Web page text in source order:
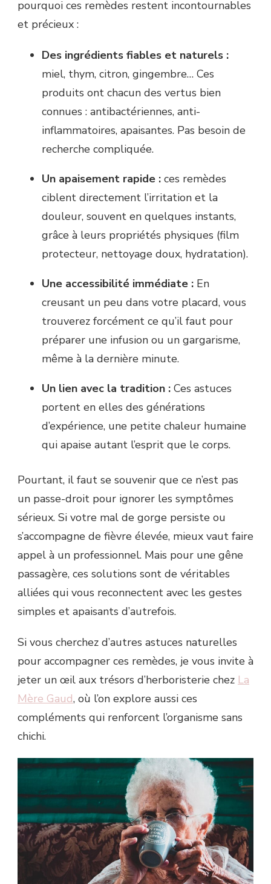
pourquoi ces remèdes restent incontournables
et précieux :
Des ingrédients fiables et naturels :
miel, thym, citron, gingembre… Ces
produits ont chacun des vertus bien
connues : antibactériennes, anti-
inflammatoires, apaisantes. Pas besoin de
recherche compliquée.
Un apaisement rapide : ces remèdes
ciblent directement l’irritation et la
douleur, souvent en quelques instants,
grâce à leurs propriétés physiques (film
protecteur, nettoyage doux, hydratation).
Une accessibilité immédiate : En
creusant un peu dans votre placard, vous
trouverez forcément ce qu’il faut pour
préparer une infusion ou un gargarisme,
même à la dernière minute.
Un lien avec la tradition : Ces astuces
portent en elles des générations
d’expérience, une petite chaleur humaine
qui apaise autant l’esprit que le corps.
Pourtant, il faut se souvenir que ce n’est pas
un passe-droit pour ignorer les symptômes
sérieux. Si votre mal de gorge persiste ou
s’accompagne de fièvre élevée, mieux vaut faire
appel à un professionnel. Mais pour une gêne
passagère, ces solutions sont de véritables
alliées qui vous reconnectent avec les gestes
simples et apaisants d’autrefois.
Si vous cherchez d’autres astuces naturelles
pour accompagner ces remèdes, je vous invite à
jeter un œil aux trésors d’herboristerie chez La
Mère Gaud, où l’on explore aussi ces
compléments qui renforcent l’organisme sans
chichi.